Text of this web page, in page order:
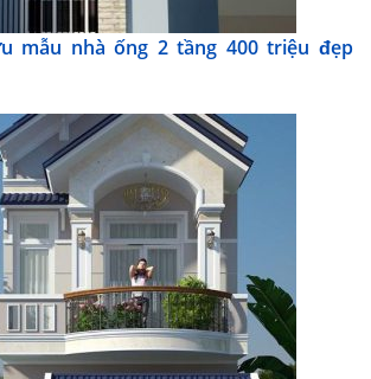
mẫu nhà ống 2 tầng 400 triệu đẹp